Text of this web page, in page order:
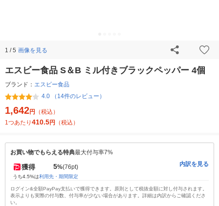
1 / 5 画像を見る
エスビー食品 S＆B ミル付きブラックペッパー 4個
ブランド： エスビー食品
4.0 （14件のレビュー）
1,642円
（税込）
1つあたり 410.5円 （税込）
お買い物でもらえる特典最大付与率7%
獲得 5%(76pt)
うち4.5%は利用先・期間限定
内訳を見る
ログイン&全額PayPay支払いで獲得できます。原則として税抜金額に対し付与されます。
表示よりも実際の付与数、付与率が少ない場合があります。詳細は内訳からご確認くださ
い。